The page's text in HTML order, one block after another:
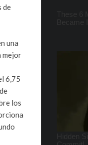
de
una
mejor
6,75
los